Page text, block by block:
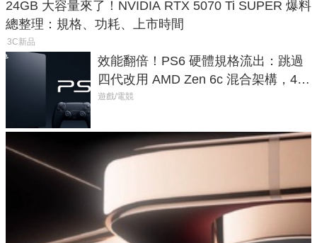
24GB 大容量來了！NVIDIA RTX 5070 Ti SUPER 爆料
總整理：規格、功耗、上市時間
3C新品
效能翻倍！PS6 硬體規格流出：跳過
四代改用 AMD Zen 6c 混合架構，4K
120fps 與全光追時代來臨
遊戲/電競